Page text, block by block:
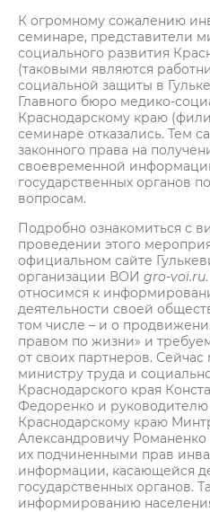
К огромному сожалению
семинаре, представители
социального развития
(таковыми являются
социальной защиты в
Главного бюро медико-
Краснодарскому краю
семинаре отказались. Тем
законного права на
своевременной
государственных органов
вопросам.
Подробно ознакомиться с
проведении этого
официальном сайте
организации ВОИ gro-voi.ru
относимся к
деятельности своей
том числе – и о
правом по жизни» и
от своих партнеров.
министру труда и
Краснодарского края
Федоренко и
Краснодарскому краю
Александровичу
их подчиненными прав
информации, касающейся
государственных органов.
информированию